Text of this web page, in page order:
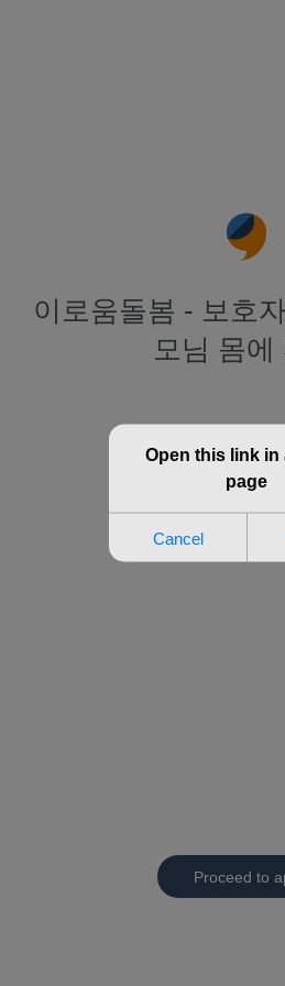
이로움돌봄 - 보호
모님 몸에
Proceed to